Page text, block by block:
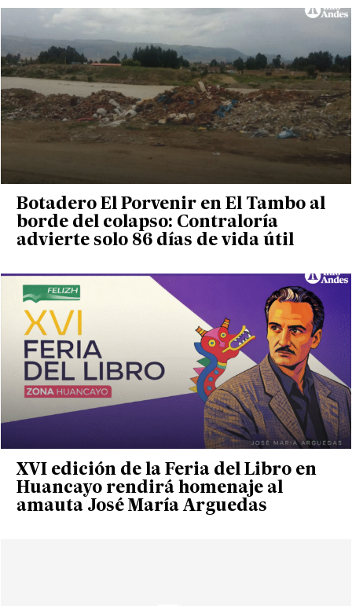
Botadero El Porvenir en El Tambo al
borde del colapso: Contraloría
advierte solo 86 días de vida útil
XVI edición de la Feria del Libro en
Huancayo rendirá homenaje al
amauta José María Arguedas